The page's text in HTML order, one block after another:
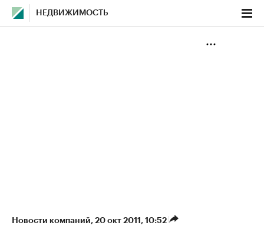
НЕДВИЖИМОСТЬ
Новости компаний⁠, 20 окт 2011, 10:52